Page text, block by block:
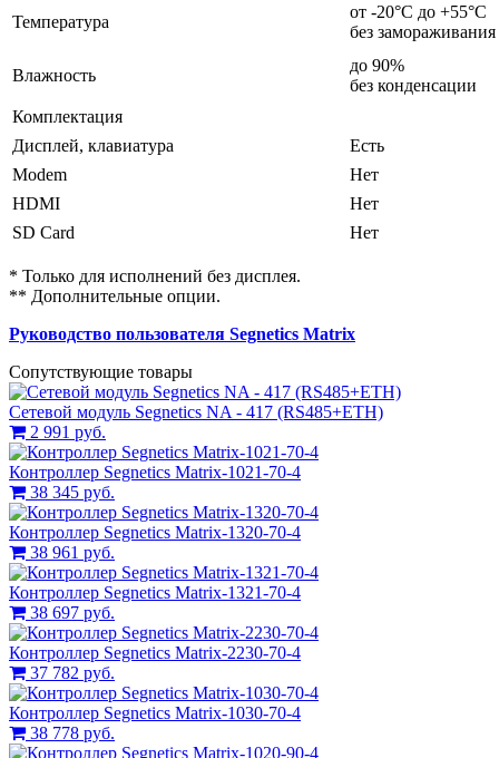
Температура
от -20°С до +55°С
без замораживания
Влажность
до 90%
без конденсации
Комплектация
Дисплей, клавиатура
Есть
Modem
Нет
HDMI
Нет
SD Card
Нет
* Только для исполнений без дисплея.
** Дополнительные опции.
Руководство пользователя Segnetics Matrix
Сопутствующие товары
Сетевой модуль Segnetics NA - 417 (RS485+ETH)
2 991 руб.
Контроллер Segnetics Matrix-1021-70-4
38 345 руб.
Контроллер Segnetics Matrix-1320-70-4
38 961 руб.
Контроллер Segnetics Matrix-1321-70-4
38 697 руб.
Контроллер Segnetics Matrix-2230-70-4
37 782 руб.
Контроллер Segnetics Matrix-1030-70-4
38 778 руб.